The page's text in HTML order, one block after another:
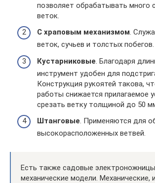
позволяет обрабатывать много
веток.
С храповым механизмом.
веток, сучьев и толстых побегов.
Кустарниковые . Благодаря
инструмент удобен для
Конструкция рукоятей такова,
работы снижается прилагаемое
срезать ветку толщиной до 50
Штанговые. Применяются для
высокорасположенных ветвей.
Есть также садовые
механические модели. Механические,